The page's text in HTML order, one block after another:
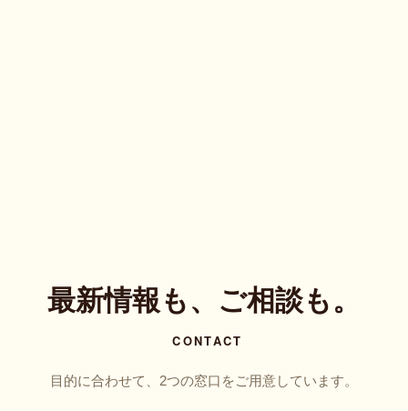
最新情報も、ご相談も。
CONTACT
目的に合わせて、2つの窓口をご用意しています。